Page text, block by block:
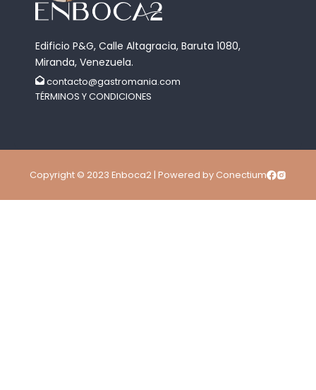
Edificio P&G, Calle Altagracia, Baruta 1080,
Miranda, Venezuela.
contacto@gastromania.com
TÉRMINOS Y CONDICIONES
Copyright © 2023 Enboca2 | Powered by Conectium